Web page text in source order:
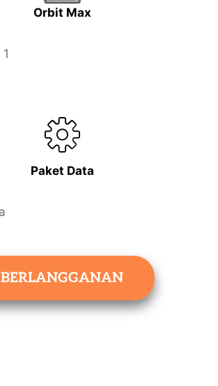
Orbit Max
Paket Data
BERLANGGANAN